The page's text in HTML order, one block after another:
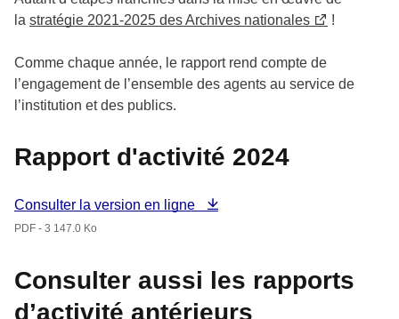
la stratégie 2021-2025 des Archives nationales !
Comme chaque année, le rapport rend compte de
l’engagement de l’ensemble des agents au service de
l’institution et des publics.
Rapport d'activité 2024
Consulter la version en ligne
PDF - 3 147.0 Ko
Consulter aussi les rapports
d’activité antérieurs